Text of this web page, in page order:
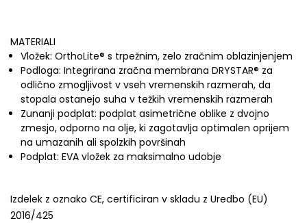
MATERIALI
Vložek: OrthoLite® s trpežnim, zelo zračnim oblazinjenjem
Podloga: Integrirana zračna membrana DRYSTAR® za
odlično zmogljivost v vseh vremenskih razmerah, da
stopala ostanejo suha v težkih vremenskih razmerah
Zunanji podplat: podplat asimetrične oblike z dvojno
zmesjo, odporno na olje, ki zagotavlja optimalen oprijem
na umazanih ali spolzkih površinah
Podplat: EVA vložek za maksimalno udobje
Izdelek z oznako CE, certificiran v skladu z Uredbo (EU)
2016/425